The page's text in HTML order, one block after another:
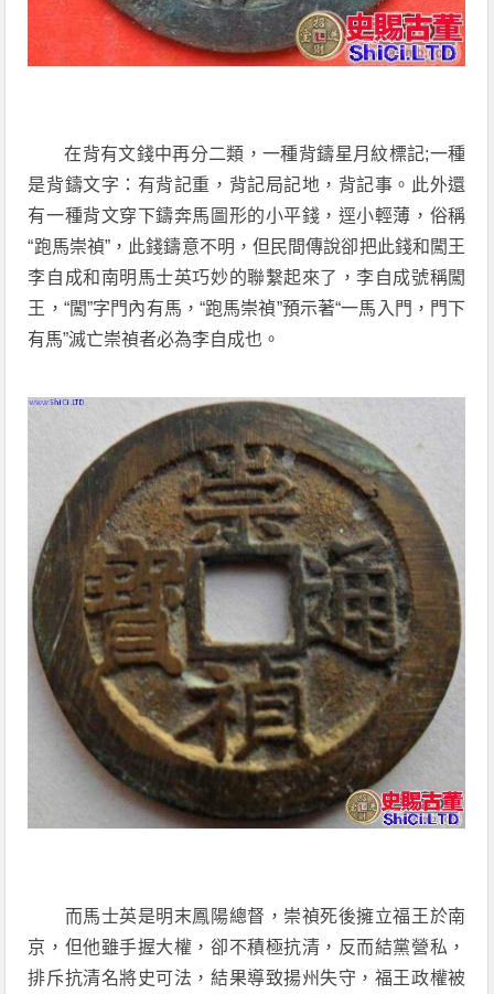
在背有文錢中再分二類，一種背鑄星月紋標記;一種
是背鑄文字：有背記重，背記局記地，背記事。此外還
有一種背文穿下鑄奔馬圖形的小平錢，逕小輕薄，俗稱
“跑馬崇禎”，此錢鑄意不明，但民間傳說卻把此錢和闖王
李自成和南明馬士英巧妙的聯繫起來了，李自成號稱闖
王，“闖”字門內有馬，“跑馬崇禎”預示著“一馬入門，門下
有馬”滅亡崇禎者必為李自成也。
而馬士英是明末鳳陽總督，崇禎死後擁立福王於南
京，但他雖手握大權，卻不積極抗清，反而結黨營私，
排斥抗清名將史可法，結果導致揚州失守，福王政權被